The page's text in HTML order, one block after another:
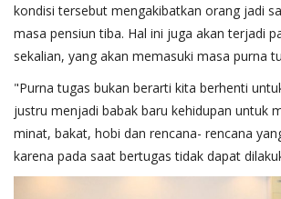
kondisi tersebut mengakibatkan orang jadi
masa pensiun tiba. Hal ini juga akan terjadi
sekalian, yang akan memasuki masa purna
"Purna tugas bukan berarti kita berhenti
justru menjadi babak baru kehidupan untuk
minat, bakat, hobi dan rencana- rencana
karena pada saat bertugas tidak dapat